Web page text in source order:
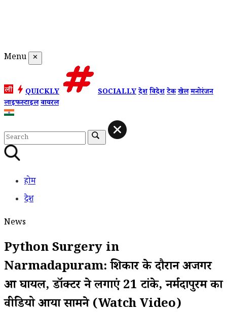
Menu ✕
QUICKLY SOCIALLYदेशविदेशटेकखेलमनोरंजन
लाइफस्टाइलवायरल
होम
देश
News
Python Surgery in
Narmadapuram: शिकार के दौरान अजगर
हुआ घायल, डॉक्टर ने लगाएं 21 टांके, नर्मदापुरम का
वीडियो आया सामने (Watch Video)